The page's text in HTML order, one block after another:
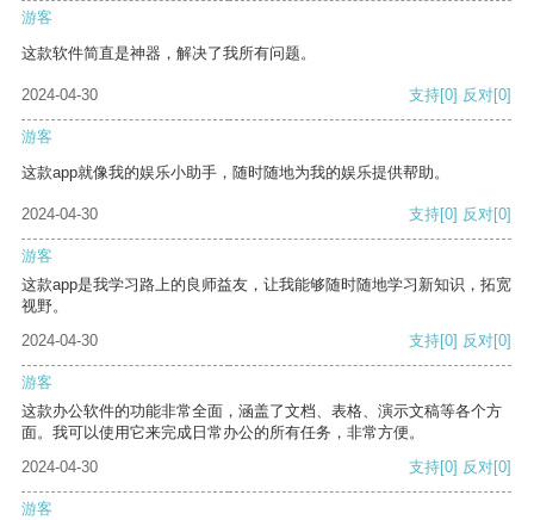
游客
这款软件简直是神器，解决了我所有问题。
2024-04-30 支持[0] 反对[0]
游客
这款app就像我的娱乐小助手，随时随地为我的娱乐提供帮助。
2024-04-30 支持[0] 反对[0]
游客
这款app是我学习路上的良师益友，让我能够随时随地学习新知识，拓宽
视野。
2024-04-30
支持[0] 反对[0]
游客
这款办公软件的功能非常全面，涵盖了文档、表格、演示文稿等各个方
面。我可以使用它来完成日常办公的所有任务，非常方便。
2024-04-30
支持[0] 反对[0]
游客